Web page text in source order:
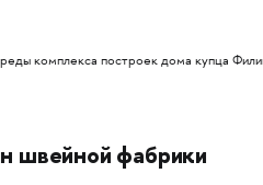
комплекса построек дома купца
швейной фабрики